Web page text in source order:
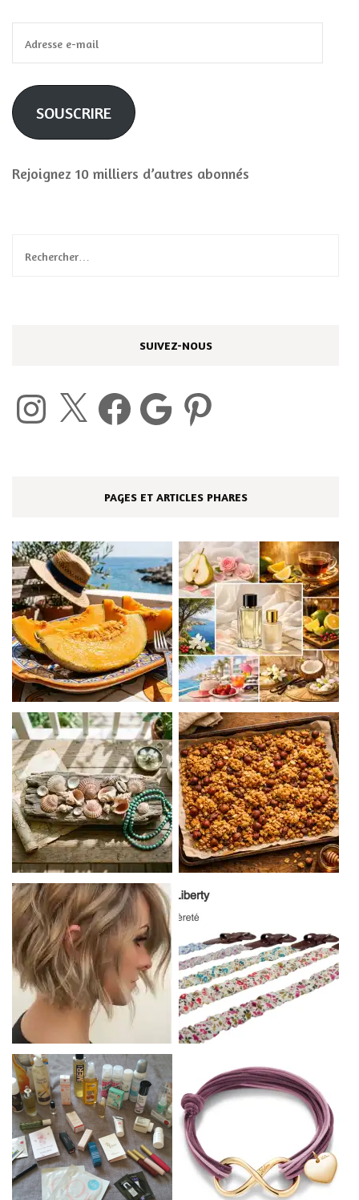
e-
mail
SOUSCRIRE
Rejoignez 10 milliers d’autres abonnés
Rechercher :
SUIVEZ-NOUS
Instagram Facebook Google Pinterest
PAGES ET ARTICLES PHARES